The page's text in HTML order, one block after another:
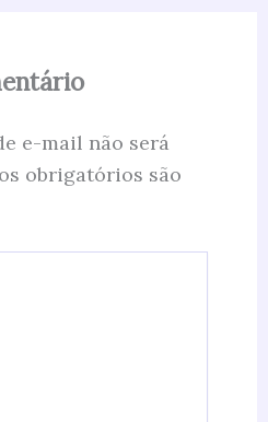
e-mail não será
obrigatórios são